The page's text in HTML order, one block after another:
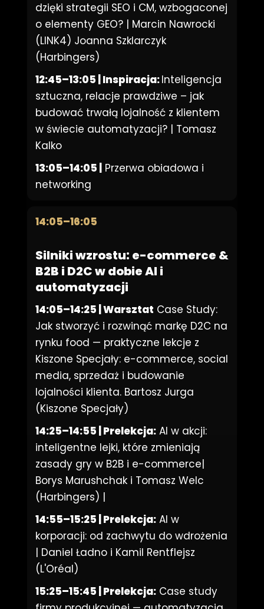
dzięki strategii SEO i CM, wzbogaconej
o elementy GEO? | Marcin Nawrocki
(LINK4) Joanna Szklarczyk
(Harbingers)
12:45–13:05 | Inspiracja:Inteligencja
sztuczna, relacje prawdziwe – jak
budować trwałą lojalność z klientem
w świecie automatyzacji? | Tomasz
Kalko
13:05–14:05 |
Przerwa obiadowa i
networking
14:05–16:05
Silniki wzrostu: e-commerce &
B2B i D2C w dobie AI i
automatyzacji
14:05–14:25 | Warsztat Case Study:
Jak stworzyć i rozwinąć markę D2C na
rynku food — praktyczne lekcje z
Kiszone Specjały: e-commerce, social
media, sprzedaż i budowanie
lojalności klienta. Bartosz Jurga
(Kiszone Specjały)
14:25–14:55 | Prelekcja:AI w akcji:
inteligentne lejki, które zmieniają
zasady gry w B2B i e-commerce|
Borys Marushchak i Tomasz Welc
(Harbingers) |
14:55–15:25 | Prelekcja:AI w
korporacji: od zachwytu do wdrożenia
| Daniel Ładno i Kamil Rentflejsz
(L'Oréal)
15:25–15:45 | Prelekcja:Case study